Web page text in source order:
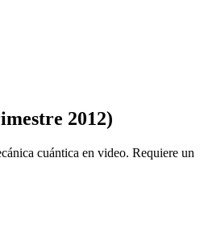
2012)
cuántica en video. Requiere un